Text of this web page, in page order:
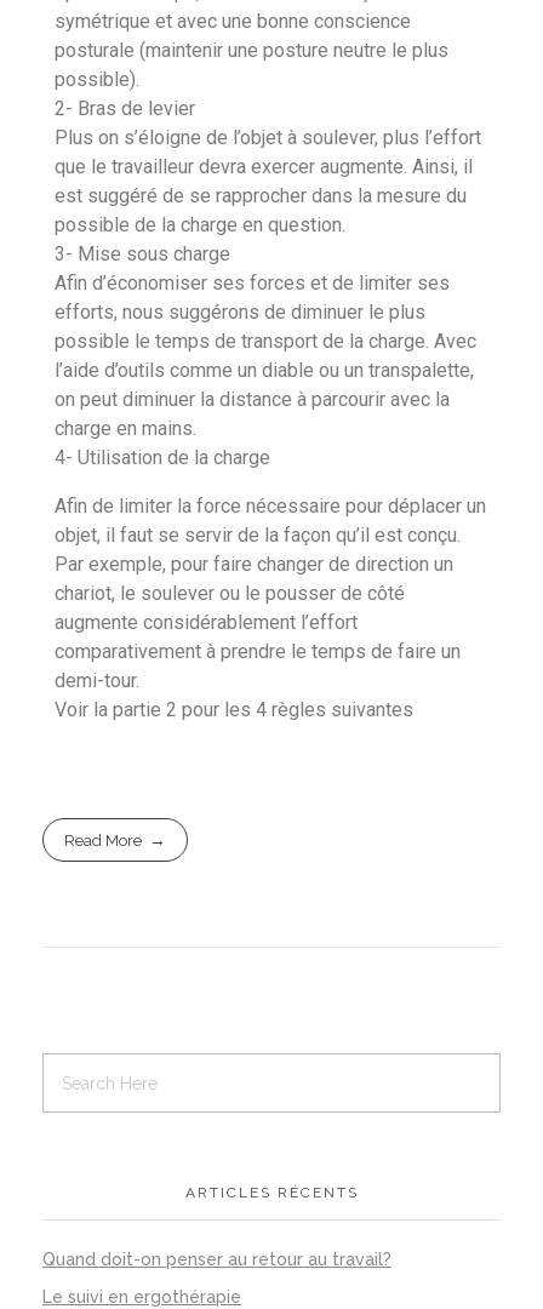
symétrique et avec une bonne conscience
posturale (maintenir une posture neutre le plus
possible).
2- Bras de levier
Plus on s’éloigne de l’objet à soulever, plus l’effort
que le travailleur devra exercer augmente. Ainsi, il
est suggéré de se rapprocher dans la mesure du
possible de la charge en question.
3- Mise sous charge
Afin d’économiser ses forces et de limiter ses
efforts, nous suggérons de diminuer le plus
possible le temps de transport de la charge. Avec
l’aide d’outils comme un diable ou un transpalette,
on peut diminuer la distance à parcourir avec la
charge en mains.
4- Utilisation de la charge
Afin de limiter la force nécessaire pour déplacer un
objet, il faut se servir de la façon qu’il est conçu.
Par exemple, pour faire changer de direction un
chariot, le soulever ou le pousser de côté
augmente considérablement l’effort
comparativement à prendre le temps de faire un
demi-tour.
Voir la partie 2 pour les 4 règles suivantes
Read More
ARTICLES RÉCENTS
Quand doit-on penser au retour au travail?
Le suivi en ergothérapie